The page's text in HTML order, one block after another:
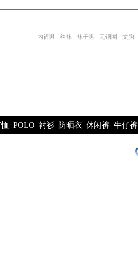
内裤男 丝袜 袜子男 无钢圈 文胸
POLO 衬衫 防晒衣 休闲裤 牛仔裤